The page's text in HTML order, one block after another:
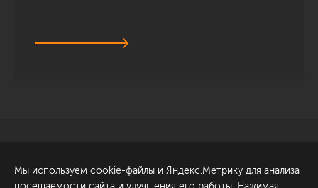
Обсудить проект
ул. Академика Павлова, 6
Мы используем cookie-файлы и Яндекс.Метрику для анализа